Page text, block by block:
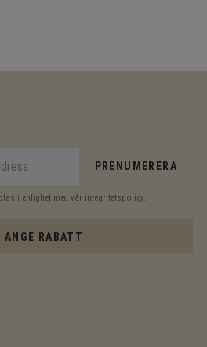
PRENUMERERA
i enlighet med vår integritetspolicy.
ANGE RABATT